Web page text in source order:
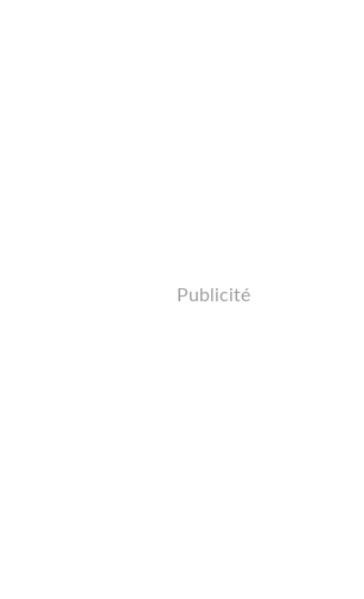
Publicité